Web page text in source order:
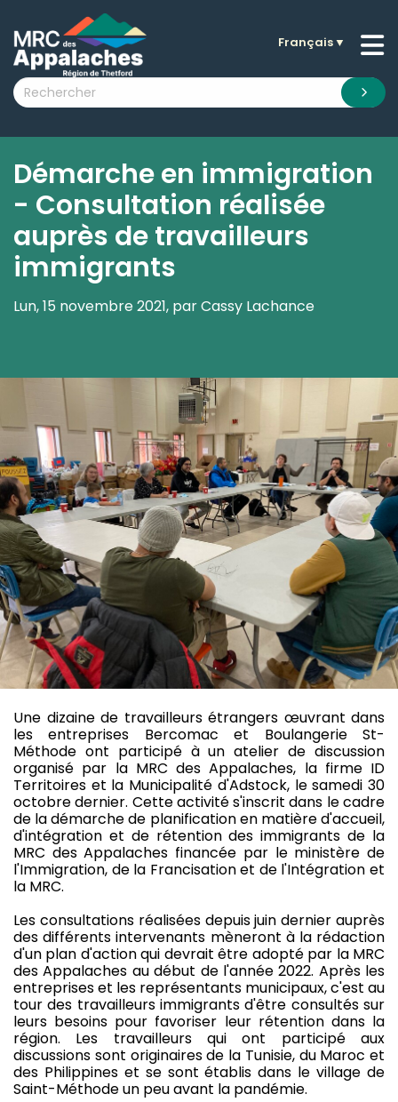
submenu (La MRC )
submenu (Citoyens )
submenu (Nouvelles )
submenu (Documentation )
Français▼
Démarche en immigration
- Consultation réalisée
auprès de travailleurs
immigrants
Lun, 15 novembre 2021, par Cassy Lachance
Une dizaine de travailleurs étrangers œuvrant dans
les entreprises Bercomac et Boulangerie St-
Méthode ont participé à un atelier de discussion
organisé par la MRC des Appalaches, la firme ID
Territoires et la Municipalité d'Adstock, le samedi 30
octobre dernier. Cette activité s'inscrit dans le cadre
de la démarche de planification en matière d'accueil,
d'intégration et de rétention des immigrants de la
MRC des Appalaches financée par le ministère de
l'Immigration, de la Francisation et de l'Intégration et
la MRC.
Les consultations réalisées depuis juin dernier auprès
des différents intervenants mèneront à la rédaction
d'un plan d'action qui devrait être adopté par la MRC
des Appalaches au début de l'année 2022. Après les
entreprises et les représentants municipaux, c'est au
tour des travailleurs immigrants d'être consultés sur
leurs besoins pour favoriser leur rétention dans la
région. Les travailleurs qui ont participé aux
discussions sont originaires de la Tunisie, du Maroc et
des Philippines et se sont établis dans le village de
Saint-Méthode un peu avant la pandémie.